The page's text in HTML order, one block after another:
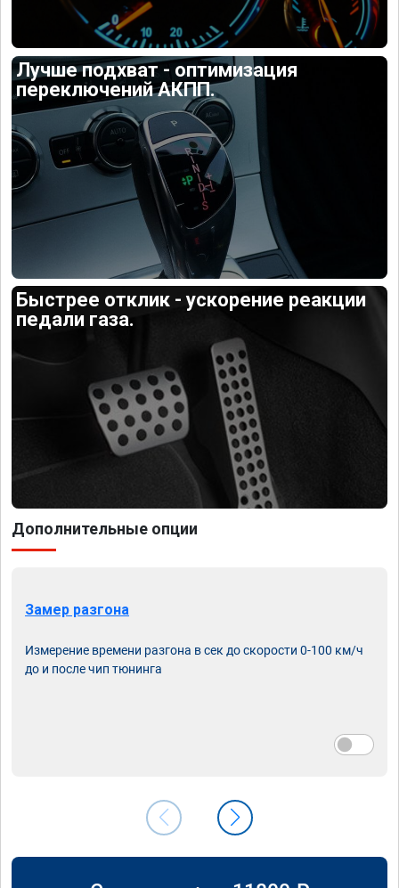
Лучше подхват - оптимизация
переключений АКПП.
Быстрее отклик - ускорение реакции
педали газа.
Дополнительные опции
Замер разгона
Измерение времени разгона в сек до скорости 0-100 км/ч
до и после чип тюнинга